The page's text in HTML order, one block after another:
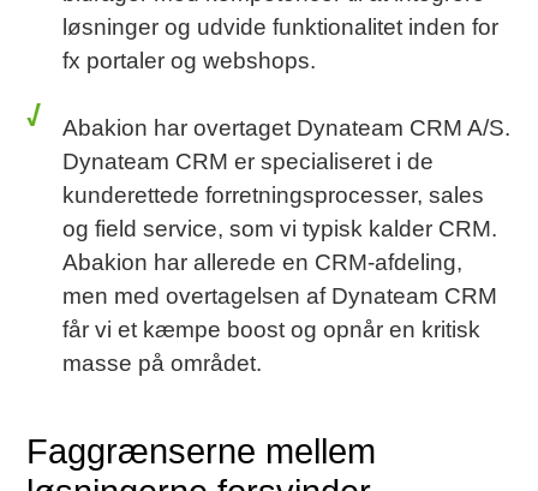
løsninger og udvide funktionalitet inden for
fx portaler og webshops.
Abakion har overtaget Dynateam CRM A/S.
Dynateam CRM er specialiseret i de
kunderettede forretningsprocesser, sales
og field service, som vi typisk kalder CRM.
Abakion har allerede en CRM-afdeling,
men med overtagelsen af Dynateam CRM
får vi et kæmpe boost og opnår en kritisk
masse på området.
Faggrænserne mellem